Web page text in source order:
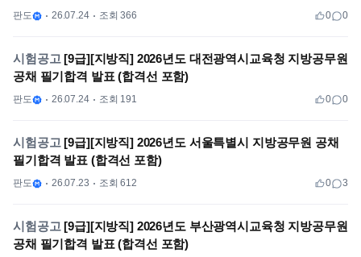
판도 26.07.24 조회 366 0 0
시험공고 [9급][지방직] 2026년도 대전광역시교육청 지방공무원
공채 필기합격 발표 (합격선 포함)
판도 26.07.24 조회 191 0 0
시험공고 [9급][지방직] 2026년도 서울특별시 지방공무원 공채
필기합격 발표 (합격선 포함)
판도 26.07.23 조회 612 0 3
시험공고 [9급][지방직] 2026년도 부산광역시교육청 지방공무원
공채 필기합격 발표 (합격선 포함)